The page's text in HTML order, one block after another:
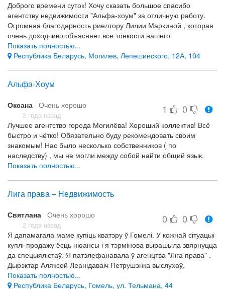
Доброго времени суток! Хочу сказать большое спасибо
агентству недвижимости "Альфа-хоум" за отличную работу.
Огромная благодарность риелтору Лилии Маркиной , которая
очень доходчиво объясняет все тонкости нашего
законодательства , за её профессионализм в работе, за
индивидуальный подход к каждому из участников сделки
буду рекомендовать именно вас!
Профессионализм сотрудников Индивидуальный подход
-
Показать полностью...
Республика Беларусь, Могилев, Лепешинского, 12А, 104
Альфа-Хоум
Оксана Очень хорошо
2 года назад 1 0
Лучшее агентство города Могилёва! Хороший коллектив! Всё
быстро и чётко! Обязательно буду рекомендовать своим
знакомым! Нас было несколько собственников ( по
наследству) , мы не могли между собой найти общий язык.
Сотрудники Альфа-хоум были нашим звеном. В итоге
Профессионализм, грамотный подход к каждому.
Показать полностью...
Лига права – Недвижимость
Святлана Очень хорошо
2 года назад 0 0
Я дапамагала маме купіць кватэру ў Гомелі. У кожнай сітуацыі
куплі-продажу ёсць нюансы і я тэрмінова вырашыла звярнуцца
да спецыялістаў. Я патэлефанавала ў агенцтва "Ліга права" .
Дырэктар Аляксей Леанідаваіч Петрушэнка выслухаў,
дасканала разабраўся ў сітуацыі і даў добрыя парады, а
потым мы працавалі з рыэлтарам Надзеяй Аляксандраўнай
Показать полностью...
Республика Беларусь, Гомель, ул. Тельмана, 44